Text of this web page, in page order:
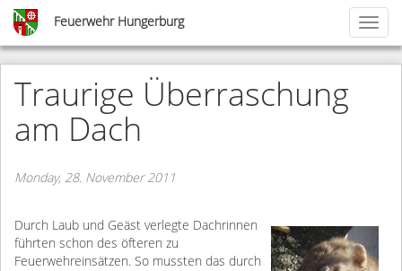
Skip
main
content
Feuerwehr Hungerburg
Traurige Überraschung
am Dach
Monday, 28. November 2011
Durch Laub und Geäst verlegte Dachrinnen
führten schon des öfteren zu
Feuerwehreinsätzen. So mussten das durch